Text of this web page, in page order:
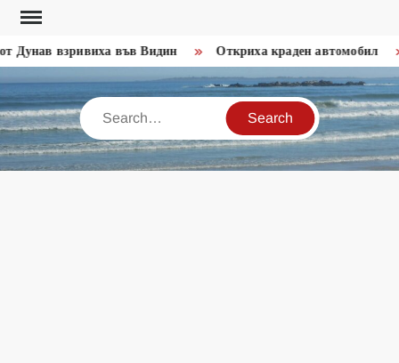
Skip
content
Дунав взривиха във Видин Откриха краден автомобил
Search